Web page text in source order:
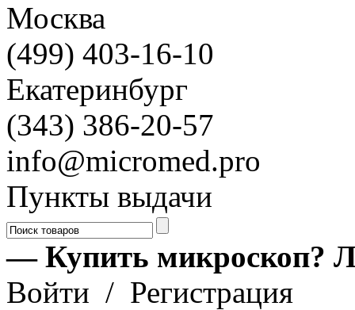
Москва
(499) 403-16-10
Екатеринбург
(343) 386-20-57
info@micromed.pro
Пункты выдачи
— Купить микроскоп?
Войти / Регистрация